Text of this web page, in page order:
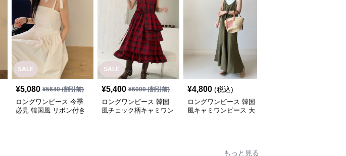
SALE
¥5,080 ¥5640(割引前)
ロングワンピース 今季
必見 韓国風 リボン付き
SALE
¥5,400 ¥6000(割引前)
ロングワンピース 韓国
風チェック柄キャミワン
¥4,800 (税込)
ロングワンピース 韓国
風キャミワンピース 大
もっと見る